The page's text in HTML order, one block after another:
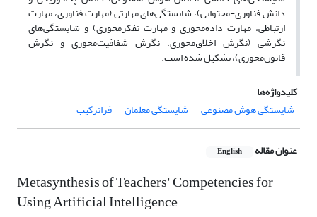
دانش فناوری-محتوایی)، شایستگی‌های مهارتی (مهارت فناوری، مهارت
ارتباطی، مهارت داده‌محوری و مهارت تفکرمحوری) و شایستگی‌های
نگرشی (نگرش اخلاق‌محوری، نگرش شفافیت‌محوری و نگرش
قانون‌محوری)، تشکیل شده است.
کلیدواژه‌ها
شایستگی هوش مصنوعی
شایستگی معلمان فراترکیب
عنوان مقاله English
Metasynthesis of Teachers' Competencies for
Using Artificial Intelligence